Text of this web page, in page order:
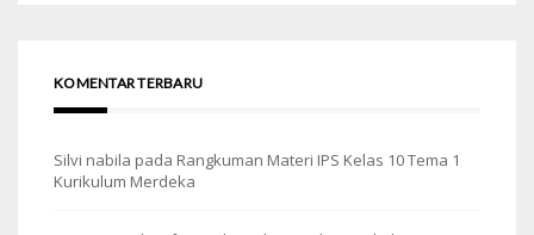
KOMENTAR TERBARU
Silvi nabila pada Rangkuman Materi IPS Kelas 10 Tema 1
Kurikulum Merdeka